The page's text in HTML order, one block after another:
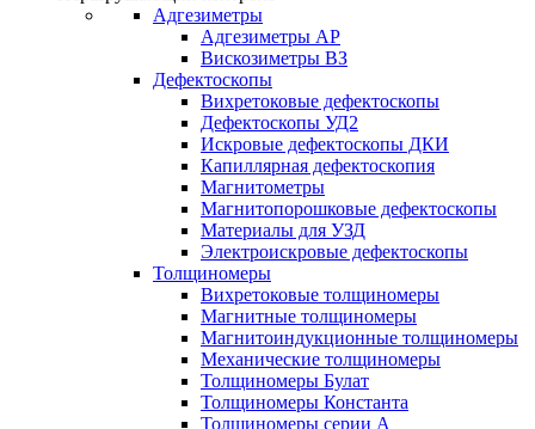
Адгезиметры
Адгезиметры АР
Вискозиметры ВЗ
Дефектоскопы
Вихретоковые дефектоскопы
Дефектоскопы УД2
Искровые дефектоскопы ДКИ
Капиллярная дефектоскопия
Магнитометры
Магнитопорошковые дефектоскопы
Материалы для УЗД
Электроискровые дефектоскопы
Толщиномеры
Вихретоковые толщиномеры
Магнитные толщиномеры
Магнитоиндукционные толщиномеры
Механические толщиномеры
Толщиномеры Булат
Толщиномеры Константа
Толщиномеры серии А